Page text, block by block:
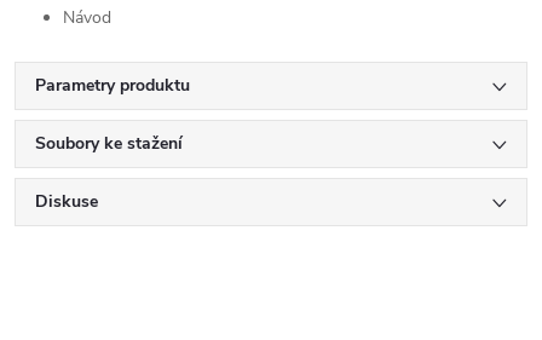
Návod
Parametry produktu
Soubory ke stažení
Diskuse